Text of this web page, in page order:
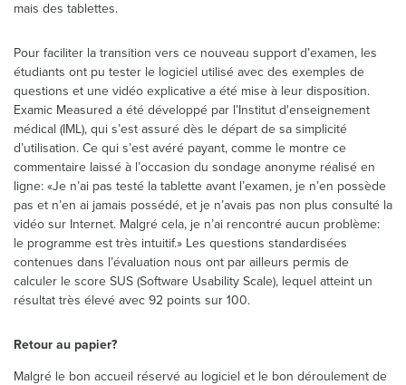
mais des tablettes.
Pour faciliter la transition vers ce nouveau support d’examen, les
étudiants ont pu tester le logiciel utilisé avec des exemples de
questions et une vidéo explicative a été mise à leur disposition.
Examic Measured a été développé par l’Institut d'enseignement
médical (IML), qui s’est assuré dès le départ de sa simplicité
d’utilisation. Ce qui s’est avéré payant, comme le montre ce
commentaire laissé à l’occasion du sondage anonyme réalisé en
ligne: «Je n’ai pas testé la tablette avant l’examen, je n’en possède
pas et n’en ai jamais possédé, et je n’avais pas non plus consulté la
vidéo sur Internet. Malgré cela, je n’ai rencontré aucun problème:
le programme est très intuitif.» Les questions standardisées
contenues dans l’évaluation nous ont par ailleurs permis de
calculer le score SUS (Software Usability Scale), lequel atteint un
résultat très élevé avec 92 points sur 100.
Retour au papier?
Malgré le bon accueil réservé au logiciel et le bon déroulement de